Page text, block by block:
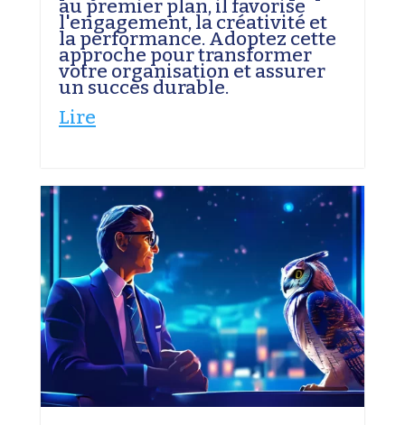
au premier plan, il favorise
l'engagement, la créativité et
la performance. Adoptez cette
approche pour transformer
votre organisation et assurer
un succès durable.
Lire